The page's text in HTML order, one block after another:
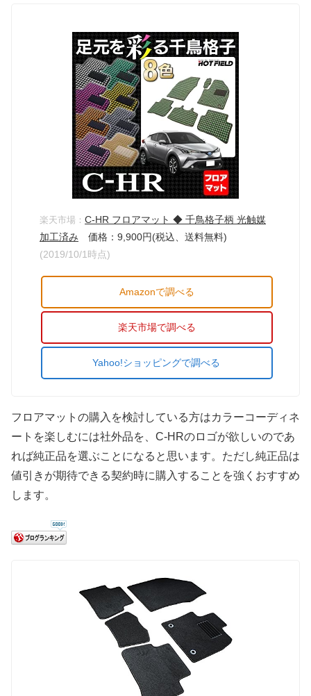
楽天市場： C-HR フロアマット ◆ 千鳥格子柄 光触媒
加工済み 価格：9,900円(税込、送料無料)
(2019/10/1時点)
Amazonで調べる
楽天市場で調べる
Yahoo!ショッピングで調べる
フロアマットの購入を検討している方はカラーコーディネ
ートを楽しむには社外品を、C-HRのロゴが欲しいのであ
れば純正品を選ぶことになると思います。ただし純正品は
値引きが期待できる契約時に購入することを強くおすすめ
します。